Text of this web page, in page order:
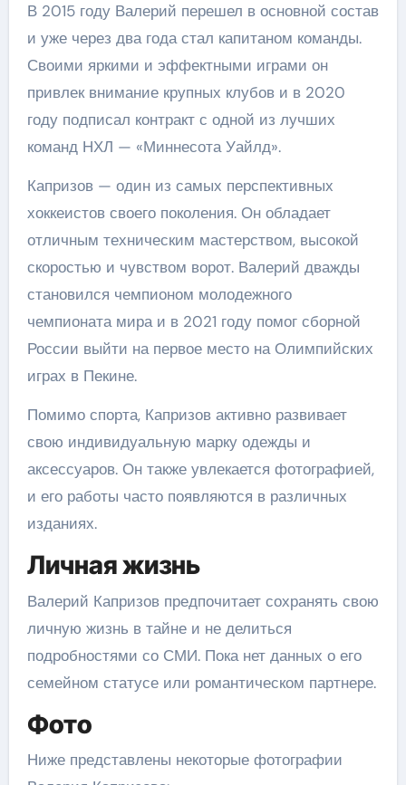
В 2015 году Валерий перешел в основной состав
и уже через два года стал капитаном команды.
Своими яркими и эффектными играми он
привлек внимание крупных клубов и в 2020
году подписал контракт с одной из лучших
команд НХЛ — «Миннесота Уайлд».
Капризов — один из самых перспективных
хоккеистов своего поколения. Он обладает
отличным техническим мастерством, высокой
скоростью и чувством ворот. Валерий дважды
становился чемпионом молодежного
чемпионата мира и в 2021 году помог сборной
России выйти на первое место на Олимпийских
играх в Пекине.
Помимо спорта, Капризов активно развивает
свою индивидуальную марку одежды и
аксессуаров. Он также увлекается фотографией,
и его работы часто появляются в различных
изданиях.
Личная жизнь
Валерий Капризов предпочитает сохранять свою
личную жизнь в тайне и не делиться
подробностями со СМИ. Пока нет данных о его
семейном статусе или романтическом партнере.
Фото
Ниже представлены некоторые фотографии